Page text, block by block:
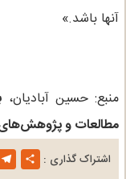
آنها باشد.»
منبع: حسین آبادیان،
مطالعات و پژوهش‌های
اشتراک گذاری :
T
S